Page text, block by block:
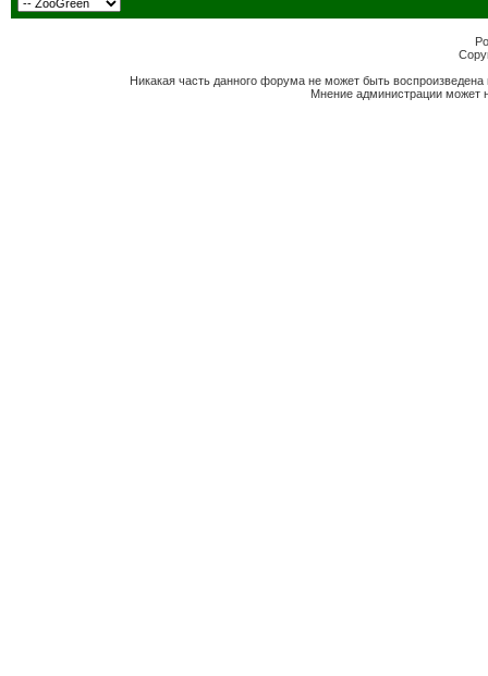
Никакая часть данного форума не может быть
Мнение администрации может